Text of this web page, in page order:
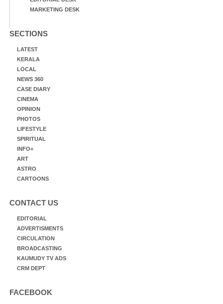
MARKETING DESK
SECTIONS
LATEST
KERALA
LOCAL
NEWS 360
CASE DIARY
CINEMA
OPINION
PHOTOS
LIFESTYLE
SPIRITUAL
INFO+
ART
ASTRO
CARTOONS
CONTACT US
EDITORIAL
ADVERTISMENTS
CIRCULATION
BROADCASTING
KAUMUDY TV ADS
CRM DEPT
FACEBOOK